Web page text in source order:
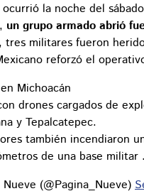
la noche del
un grupo armado abrió
tres militares fueron
reforzó el
Michoacán
drones cargados de
y Tepalcatepec.
también incendiaron
de una base militar .
(@Pagina_Nueve)